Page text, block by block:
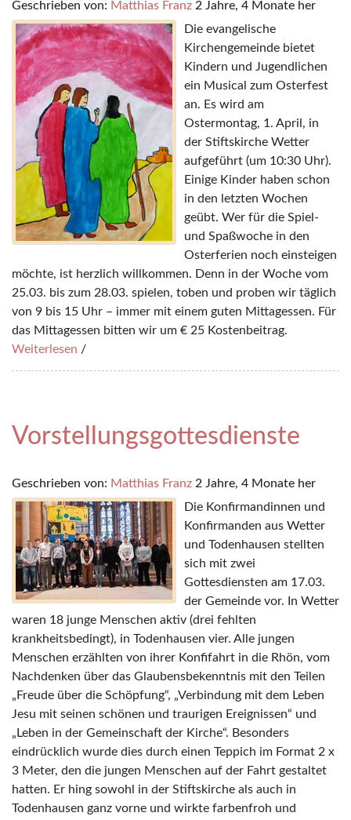
Geschrieben von: Matthias Franz 2 Jahre, 4 Monate her
Die evangelische
Kirchengemeinde bietet
Kindern und Jugendlichen
ein Musical zum Osterfest
an. Es wird am
Ostermontag, 1. April, in
der Stiftskirche Wetter
aufgeführt (um 10:30 Uhr).
Einige Kinder haben schon
in den letzten Wochen
geübt. Wer für die Spiel-
und Spaßwoche in den
Osterferien noch einsteigen
möchte, ist herzlich willkommen. Denn in der Woche vom
25.03. bis zum 28.03. spielen, toben und proben wir täglich
von 9 bis 15 Uhr – immer mit einem guten Mittagessen. Für
das Mittagessen bitten wir um € 25 Kostenbeitrag.
Weiterlesen /
Vorstellungsgottesdienste
Geschrieben von: Matthias Franz 2 Jahre, 4 Monate her
Die Konfirmandinnen und
Konfirmanden aus Wetter
und Todenhausen stellten
sich mit zwei
Gottesdiensten am 17.03.
der Gemeinde vor. In Wetter
waren 18 junge Menschen aktiv (drei fehlten
krankheitsbedingt), in Todenhausen vier. Alle jungen
Menschen erzählten von ihrer Konfifahrt in die Rhön, vom
Nachdenken über das Glaubensbekenntnis mit den Teilen
„Freude über die Schöpfung“, „Verbindung mit dem Leben
Jesu mit seinen schönen und traurigen Ereignissen“ und
„Leben in der Gemeinschaft der Kirche“. Besonders
eindrücklich wurde dies durch einen Teppich im Format 2 x
3 Meter, den die jungen Menschen auf der Fahrt gestaltet
hatten. Er hing sowohl in der Stiftskirche als auch in
Todenhausen ganz vorne und wirkte farbenfroh und